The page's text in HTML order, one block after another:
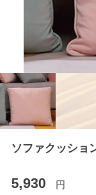
ソファクッショ
5,930 円